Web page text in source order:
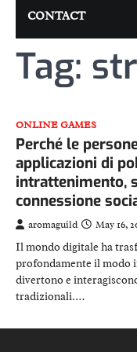
CONTACT
Tag:
ONLINE GAMES
Perché le
applicazioni di
intrattenimento,
connessione
aromaguild May 16,
Il mondo digitale ha
profondamente il modo
divertono e
tradizionali.…